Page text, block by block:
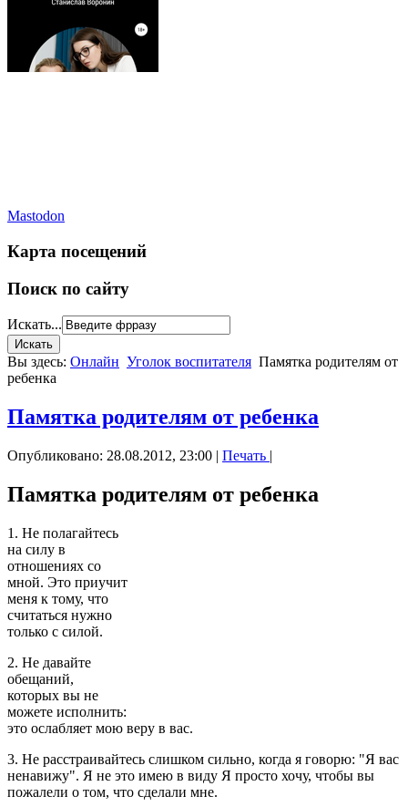
Mastodon
Карта посещений
Поиск по сайту
Искать...
Вы здесь: Онлайн Уголок воспитателя Памятка родителям от
ребенка
Памятка родителям от ребенка
Опубликовано: 28.08.2012, 23:00 | Печать |
Памятка родителям от ребенка
1. Не полагайтесь
на силу в
отношениях со
мной. Это приучит
меня к тому, что
считаться нужно
только с силой.
2. Не давайте
обещаний,
которых вы не
можете исполнить:
это ослабляет мою веру в вас.
3. Не расстраивайтесь слишком сильно, когда я говорю: "Я вас
ненавижу". Я не это имею в виду Я просто хочу, чтобы вы
пожалели о том, что сделали мне.